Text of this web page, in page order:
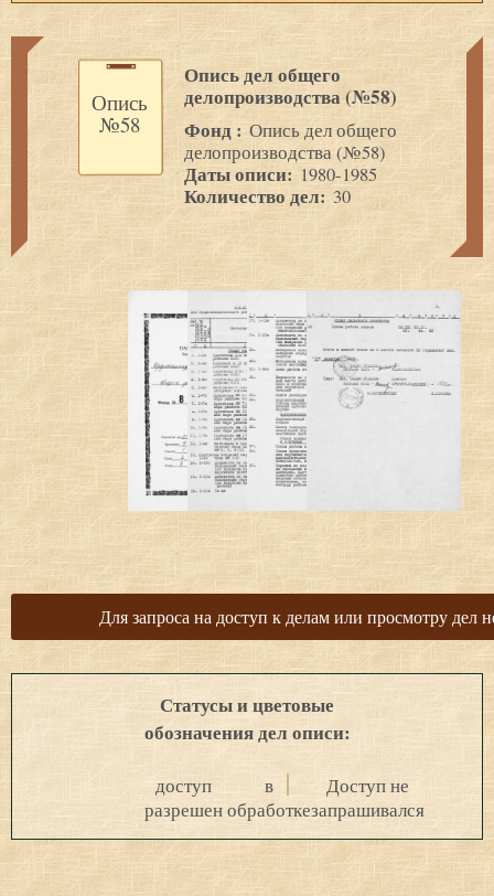
Опись
№58
Опись дел общего
делопроизводства (№58)
Фонд : Опись дел общего
делопроизводства (№58)
Даты описи: 1980-1985
Количество дел: 30
Для запроса на доступ к делам или просмотру дел
Статусы и цветовые
обозначения дел описи:
доступ
разрешен
в
обработке
Доступ не
запрашивался